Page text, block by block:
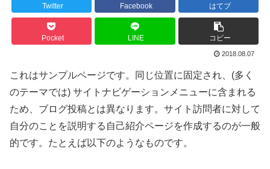
Twitter Facebook はてブ
Pocket LINE コピー
2018.08.07
これはサンプルページです。同じ位置に固定され、(多く
のテーマでは) サイトナビゲーションメニューに含まれる
ため、ブログ投稿とは異なります。サイト訪問者に対して
自分のことを説明する自己紹介ページを作成するのが一般
的です。たとえば以下のようなものです。